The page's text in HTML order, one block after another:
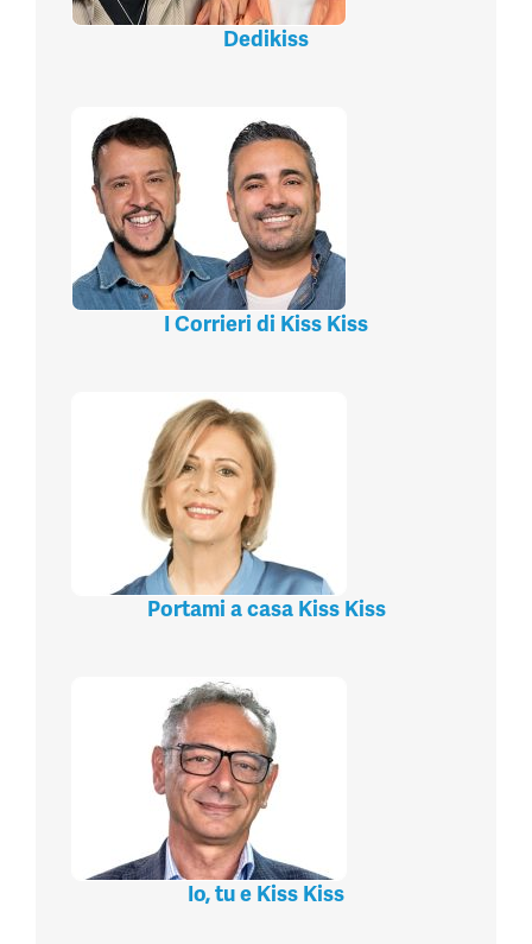
Dedikiss
I Corrieri di Kiss Kiss
Portami a casa Kiss Kiss
Io, tu e Kiss Kiss